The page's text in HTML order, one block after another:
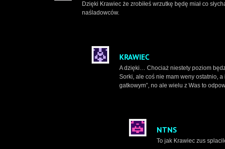
Dzięki Krawiec że zrobiłeś wrzutkę będę miał co
naśladowców.
KRAWIEC
A dzięki… Chociaż niestety poziom
Sorki, ale coś nie mam weny ostatnio,
gatkowym”, no ale wielu z Was to
NTNS
To jak Krawiec zus